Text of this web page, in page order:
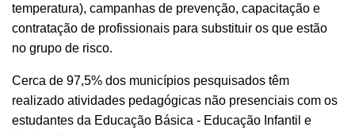
temperatura), campanhas de prevenção, capacitação e
contratação de profissionais para substituir os que estão
no grupo de risco.
Cerca de 97,5% dos municípios pesquisados têm
realizado atividades pedagógicas não presenciais com os
estudantes da Educação Básica - Educação Infantil e